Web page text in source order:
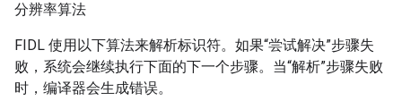
分辨率算法
FIDL 使用以下算法来解析标识符。如果“尝试解决”步骤失
败，系统会继续执行下面的下一个步骤。当“解析”步骤失败
时，编译器会生成错误。